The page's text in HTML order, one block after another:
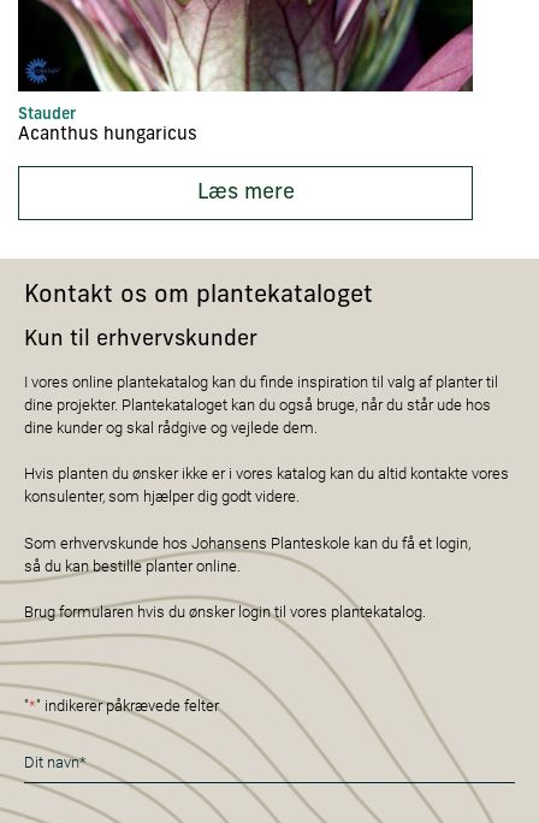
Stauder
Acanthus hungaricus
Læs mere
Kontakt os om plantekataloget
Kun til erhvervskunder
I vores online plantekatalog kan du finde inspiration til valg af planter til
dine projekter. Plantekataloget kan du også bruge, når du står ude hos
dine kunder og skal rådgive og vejlede dem.
Hvis planten du ønsker ikke er i vores katalog kan du altid kontakte vores
konsulenter, som hjælper dig godt videre.
Som erhvervskunde hos Johansens Planteskole kan du få et login,
så du kan bestille planter online.
Brug formularen hvis du ønsker login til vores plantekatalog.
"*" indikerer påkrævede felter
Navn
*